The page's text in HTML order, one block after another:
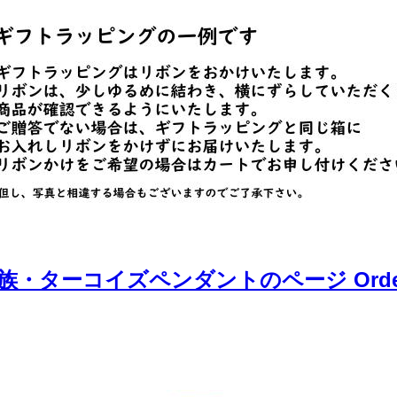
・ターコイズペンダントのページ